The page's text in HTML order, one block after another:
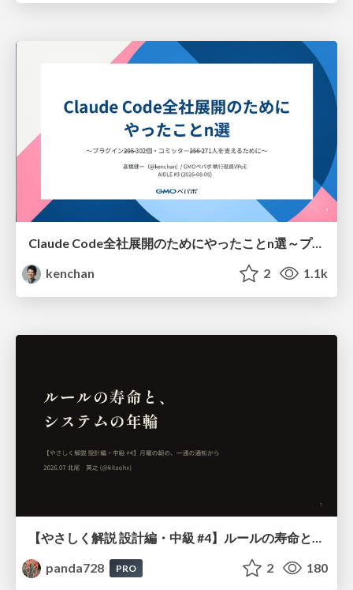
Claude Code全社展開のためにやったことn選～プラグイン302個・コミッター271人を支えるために～
kenchan
2 1.1k
panda728
PRO 2 180